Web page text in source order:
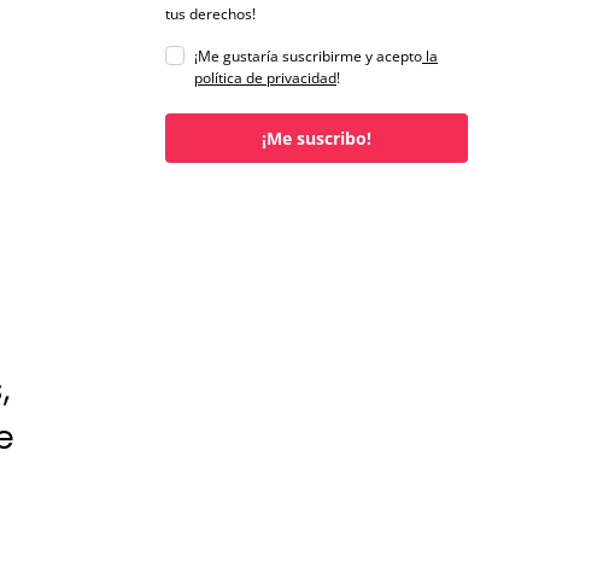
tus derechos!
¡Me gustaría suscribirme y acepto la
política de privacidad!
¡Me suscribo!